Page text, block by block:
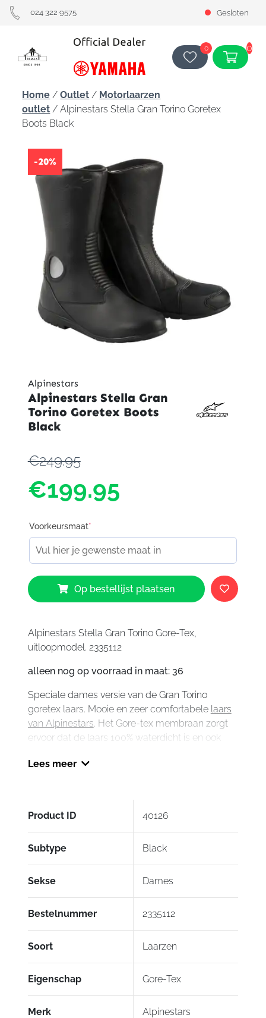
024 322 9575 Gesloten
0 0
Home /Outlet / Motorlaarzen
outlet / Alpinestars Stella Gran Torino Goretex
Boots Black
-20%
Alpinestars
Alpinestars Stella Gran
Torino Goretex Boots
Black
€249.95
€199.95
Voorkeursmaat*
Alpinestars
Stella
Gran
Goretex
Boots
aantal
Op bestellijst plaatsen
Alpinestars Stella Gran Torino Gore-Tex,
uitloopmodel. 2335112
alleen nog op voorraad in maat: 36
Speciale dames versie van de Gran Torino
goretex laars. Mooie en zeer comfortabele laars
van Alpinestars. Het Gore-tex membraan zorgt
ervoor dat de laars 100% waterdicht is en ook
hoogwaardig leder.
Lees meer
Product ID 40126
Subtype Black
Sekse Dames
Bestelnummer 2335112
Soort Laarzen
Eigenschap Gore-Tex
Merk Alpinestars